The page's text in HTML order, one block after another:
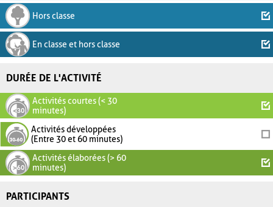
Hors classe
En classe et hors classe
DURÉE DE L'ACTIVITÉ
Activités courtes (< 30
minutes)
Activités développées
(Entre 30 et 60 minutes)
Activités élaborées (> 60
minutes)
PARTICIPANTS